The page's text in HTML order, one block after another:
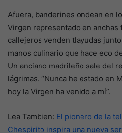
Afuera, banderines ondean en
Virgen representado en anchas
callejeros venden tlayudas
manos culinario que hace eco
Un anciano madrileño sale del
lágrimas. “Nunca he estado en
hoy la Virgen ha venido a mí”.
Lea Tambien: El pionero de la
Chespirito inspira una nueva